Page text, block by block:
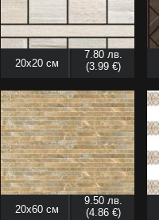
20x20 см
7.80 лв.
(3.99 €)
20x60 см
9.50 лв.
(4.86 €)